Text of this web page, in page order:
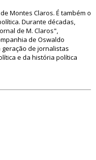
Montes Claros. É também o
Durante décadas,
de M. Claros",
de Oswaldo
de jornalistas
e da história política